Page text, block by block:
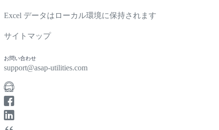
Excel データはローカル環境に保持されます
サイトマップ
お問い合わせ
support@asap-utilities.com